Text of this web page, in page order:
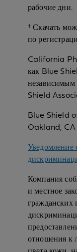
рабочие дни.
† Скачать
по
California
как Blue
независимым
Shield
Blue Shield
Oakland, CA
Уведомление
Компания
и местное
гражданских
отношения к